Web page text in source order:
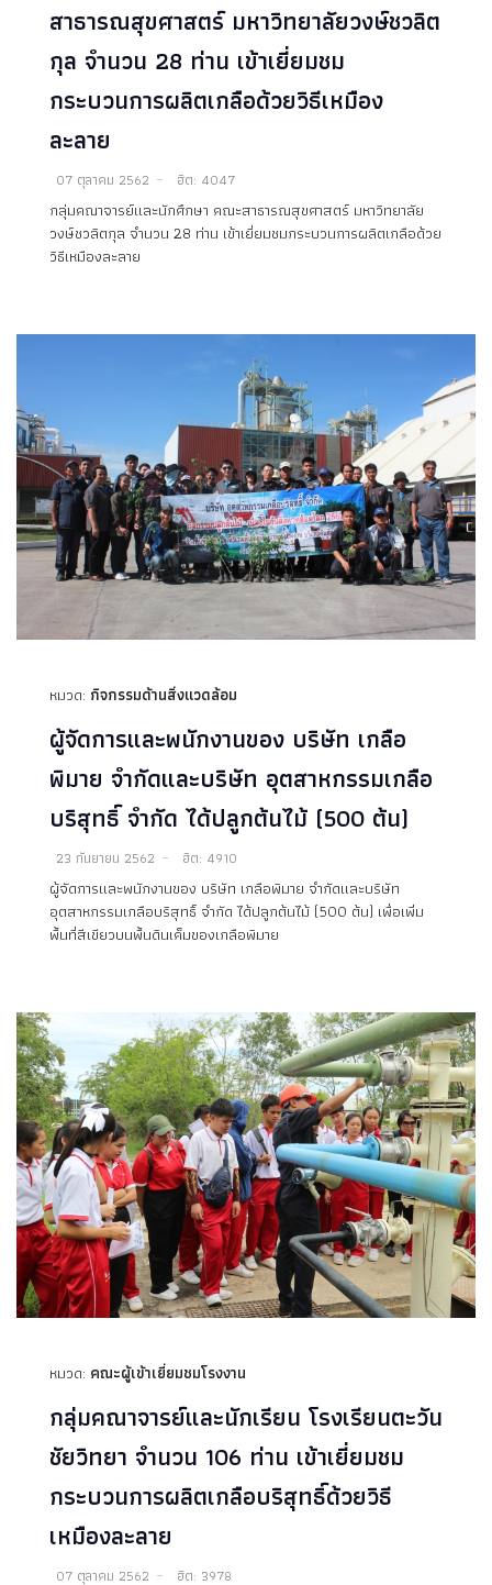
สาธารณสุขศาสตร์ มหาวิทยาลัยวงษ์ชวลิต
กุล จำนวน 28 ท่าน เข้าเยี่ยมชม
กระบวนการผลิตเกลือด้วยวิธีเหมือง
ละลาย
07 ตุลาคม 2562 ฮิต: 4047
กลุ่มคณาจารย์และนักศึกษา คณะสาธารณสุขศาสตร์ มหาวิทยาลัย
วงษ์ชวลิตกุล จำนวน 28 ท่าน เข้าเยี่ยมชมกระบวนการผลิตเกลือด้วย
วิธีเหมืองละลาย
หมวด: กิจกรรมด้านสิ่งแวดล้อม
ผู้จัดการและพนักงานของ บริษัท เกลือ
พิมาย จำกัดและบริษัท อุตสาหกรรมเกลือ
บริสุทธิ์ จำกัด ได้ปลูกต้นไม้ (500 ต้น)
23 กันยายน 2562 ฮิต: 4910
ผู้จัดการและพนักงานของ บริษัท เกลือพิมาย จำกัดและบริษัท
อุตสาหกรรมเกลือบริสุทธิ์ จำกัด ได้ปลูกต้นไม้ (500 ต้น) เพื่อเพิ่ม
พื้นที่สีเขียวบนพื้นดินเค็มของเกลือพิมาย
หมวด: คณะผู้เข้าเยี่ยมชมโรงงาน
กลุ่มคณาจารย์และนักเรียน โรงเรียนตะวัน
ชัยวิทยา จำนวน 106 ท่าน เข้าเยี่ยมชม
กระบวนการผลิตเกลือบริสุทธิ์ด้วยวิธี
เหมืองละลาย
07 ตุลาคม 2562 ฮิต: 3978